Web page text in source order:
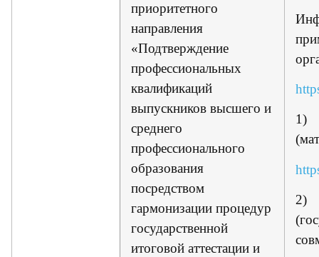
приоритетного
направления
«Подтверждение
профессиональных
квалификаций
выпускников высшего и
среднего
профессионального
образования
посредством
гармонизации процедур
государственной
итоговой аттестации и
1)
2)